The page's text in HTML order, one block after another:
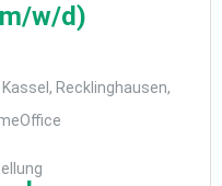
w/d)
Recklinghausen,